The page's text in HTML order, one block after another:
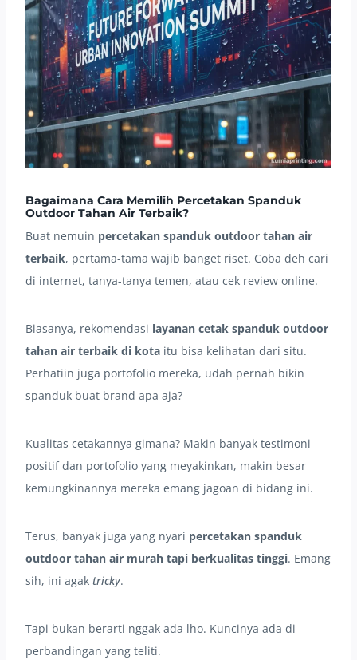
Bagaimana Cara Memilih Percetakan Spanduk
Outdoor Tahan Air Terbaik?
Buat nemuin percetakan spanduk outdoor tahan air
terbaik, pertama-tama wajib banget riset. Coba deh cari
di internet, tanya-tanya temen, atau cek review online.
Biasanya, rekomendasi layanan cetak spanduk outdoor
tahan air terbaik di kota itu bisa kelihatan dari situ.
Perhatiin juga portofolio mereka, udah pernah bikin
spanduk buat brand apa aja?
Kualitas cetakannya gimana? Makin banyak testimoni
positif dan portofolio yang meyakinkan, makin besar
kemungkinannya mereka emang jagoan di bidang ini.
Terus, banyak juga yang nyari percetakan spanduk
outdoor tahan air murah tapi berkualitas tinggi. Emang
sih, ini agak tricky.
Tapi bukan berarti nggak ada lho. Kuncinya ada di
perbandingan yang teliti.